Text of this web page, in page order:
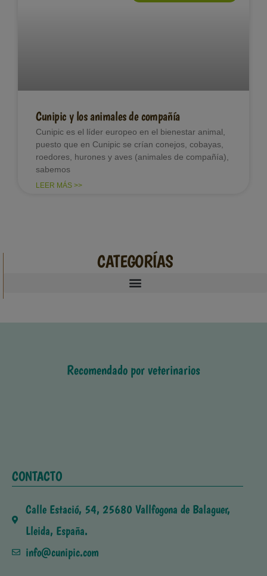
Cunipic y los animales de compañía
Cunipic es el líder europeo en el bienestar animal,
puesto que en Cunipic se crían conejos, cobayas,
roedores, hurones y aves (animales de compañía),
sabemos
LEER MÁS >>
CATEGORÍAS
Recomendado por veterinarios
CONTACTO
Calle Estació, 54, 25680 Vallfogona de Balaguer,
Lleida, España.
info@cunipic.com